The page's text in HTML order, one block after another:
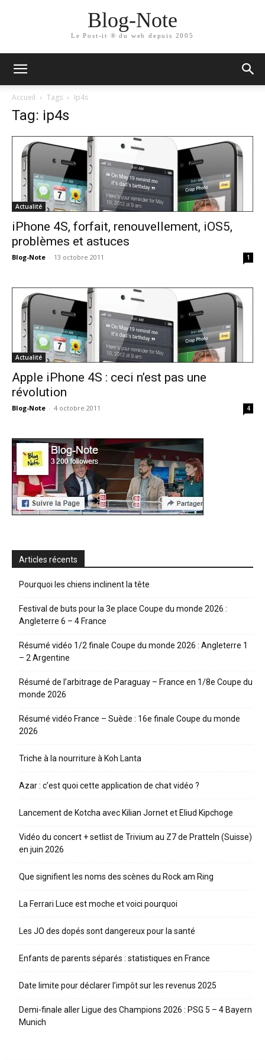
Blog-Note
Le Post-it ® du web depuis 2005
Accueil Tags Ip4s
Tag: ip4s
Actualité
iPhone 4S, forfait, renouvellement, iOS5,
problèmes et astuces
Blog-Note - 13 octobre 2011 1
Actualité
Apple iPhone 4S : ceci n’est pas une
révolution
Blog-Note - 4 octobre 2011 4
Articles récents
Pourquoi les chiens inclinent la tête
Festival de buts pour la 3e place Coupe du monde 2026 :
Angleterre 6 – 4 France
Résumé vidéo 1/2 finale Coupe du monde 2026 : Angleterre 1
– 2 Argentine
Résumé de l’arbitrage de Paraguay – France en 1/8e Coupe du
monde 2026
Résumé vidéo France – Suède : 16e finale Coupe du monde
2026
Triche à la nourriture à Koh Lanta
Azar : c’est quoi cette application de chat vidéo ?
Lancement de Kotcha avec Kilian Jornet et Eliud Kipchoge
Vidéo du concert + setlist de Trivium au Z7 de Pratteln (Suisse)
en juin 2026
Que signifient les noms des scènes du Rock am Ring
La Ferrari Luce est moche et voici pourquoi
Les JO des dopés sont dangereux pour la santé
Enfants de parents séparés : statistiques en France
Date limite pour déclarer l’impôt sur les revenus 2025
Demi-finale aller Ligue des Champions 2026 : PSG 5 – 4 Bayern
Munich